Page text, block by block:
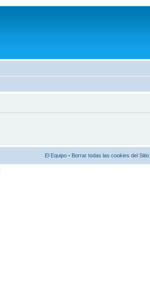
El Equipo • Borrar todas las cookies del Sitio